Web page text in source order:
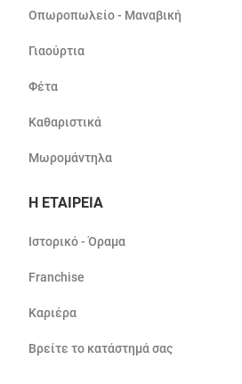
Οπωροπωλείο - Μαναβική
Γιαούρτια
Φέτα
Καθαριστικά
Μωρομάντηλα
Η ΕΤΑΙΡΕΙΑ
Ιστορικό - Όραμα
Franchise
Καριέρα
Βρείτε το κατάστημά σας